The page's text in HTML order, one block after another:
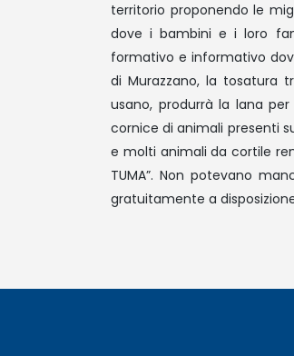
territorio proponendo le
dove i bambini e i loro
formativo e informativo
di Murazzano, la tosatura
usano, produrrà la lana
cornice di animali presenti
e molti animali da cortile
TUMA”. Non potevano
gratuitamente a